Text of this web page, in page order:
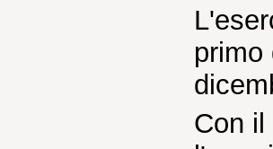
primo
Con il